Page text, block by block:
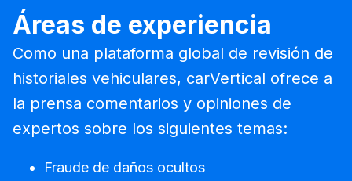
Áreas de experiencia
Como una plataforma global de revisión de
historiales vehiculares, carVertical ofrece a
la prensa comentarios y opiniones de
expertos sobre los siguientes temas:
Fraude de daños ocultos